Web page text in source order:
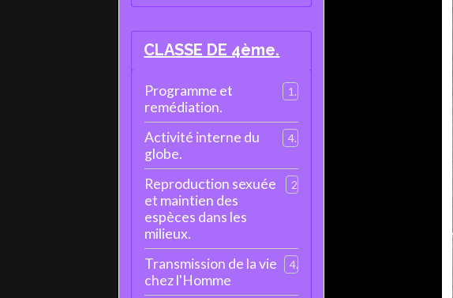
CLASSE DE 4ème.
Programme et
remédiation.
1
Activité interne du
globe.
4
Reproduction sexuée
et maintien des
espèces dans les
milieux.
Transmission de la vie
chez l'Homme
4